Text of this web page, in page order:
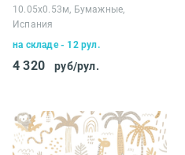
10.05х0.53м, Бумажные,
Испания
на складе - 12 рул.
4 320 руб/рул.